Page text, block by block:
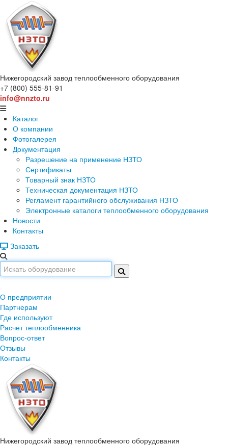
Нижегородский завод теплообменного оборудования
+7 (800) 555-81-91
info@nnzto.ru
Каталог
О компании
Фотогалерея
Документация
Разрешение на применение НЗТО
Сертификаты
Товарный знак НЗТО
Техническая документация НЗТО
Регламент гарантийного обслуживания НЗТО
Электронные каталоги теплообменного оборудования
Новости
Контакты
Заказать
О предприятии
Партнерам
Где используют
Расчет теплообменника
Вопрос-ответ
Отзывы
Контакты
Нижегородский завод теплообменного оборудования